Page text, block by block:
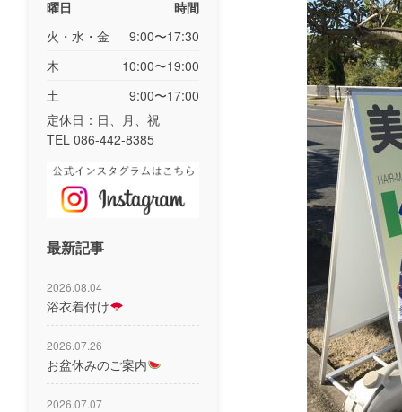
曜日
時間
火・水・金
9:00〜17:30
木
10:00〜19:00
土
9:00〜17:00
定休日：日、月、祝
TEL 086-442-8385
最新記事
2026.08.04
浴衣着付け
2026.07.26
お盆休みのご案内
2026.07.07